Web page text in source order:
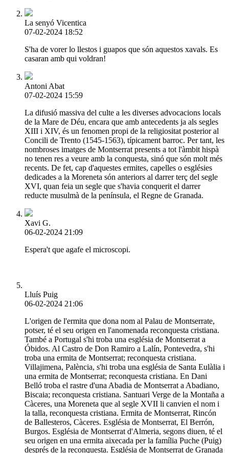
La senyó Vicentica
07-02-2024 18:52
S'ha de vorer lo llestos i guapos que són aquestos xavals. Es
casaran amb qui voldran!
Antoni Abat
07-02-2024 15:59
La difusió massiva del culte a les diverses advocacions locals
de la Mare de Déu, encara que amb antecedents ja als segles
XIII i XIV, és un fenomen propi de la religiositat posterior al
Concili de Trento (1545-1563), típicament barroc. Per tant, les
nombroses imatges de Montserrat presents a tot l'àmbit hispà
no tenen res a veure amb la conquesta, sinó que són molt més
recents. De fet, cap d'aquestes ermites, capelles o esglésies
dedicades a la Moreneta són anteriors al darrer terç del segle
XVI, quan feia un segle que s'havia conquerit el darrer
reducte musulmà de la península, el Regne de Granada.
Xavi G.
06-02-2024 21:09
Espera't que agafe el microscopi.
Lluís Puig
06-02-2024 21:06
L'origen de l'ermita que dona nom al Palau de Montserrate,
potser, té el seu origen en l'anomenada reconquesta cristiana.
També a Portugal s'hi troba una església de Montserrat a
Óbidos. Al Castro de Don Ramiro a Lalín, Pontevedra, s'hi
troba una ermita de Montserrat; reconquesta cristiana.
Villajimena, Palència, s'hi troba una església de Santa Eulàlia i
una ermita de Montserrat; reconquesta cristiana. En Dani
Belló troba el rastre d'una Abadia de Montserrat a Abadiano,
Biscaia; reconquesta cristiana. Santuari Verge de la Montaña a
Càceres, una Moreneta que al segle XVII li canvien el nom i
la talla, reconquesta cristiana. Ermita de Montserrat, Rincón
de Ballesteros, Càceres. Església de Montserrat, El Berrón,
Burgos. Església de Montserrat d'Almeria, segons diuen, té el
seu origen en una ermita aixecada per la família Puche (Puig)
després de la reconquesta. Església de Montserrat de Granada